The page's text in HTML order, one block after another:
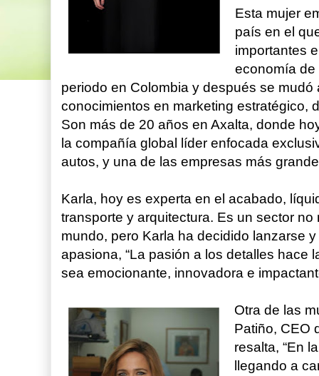
Esta mujer
país en el
importantes
economía de
periodo en Colombia y después se
conocimientos en marketing estratégico,
Son más de 20 años en Axalta, donde
la compañía global líder enfocada
autos, y una de las empresas más
Karla, hoy es experta en el acabado,
transporte y arquitectura. Es un sector
mundo, pero Karla ha decidido lanzarse
apasiona, “La pasión a los detalles hace
sea emocionante, innovadora e
Otra de las
Patiño, CEO
resalta, “En
llegando a